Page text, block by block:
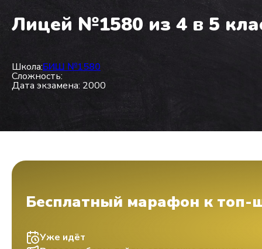
Лицей №1580 из 4 в 5
Школа:БИШ №1580
Сложность:
Дата экзамена: 2000
Бесплатный марафон к топ-
Уже идёт